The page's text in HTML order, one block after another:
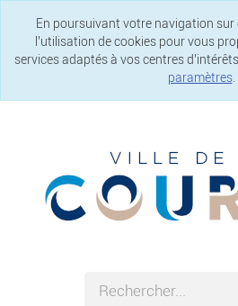
En poursuivant votre navigation sur
l’utilisation de cookies pour vous
services adaptés à vos centres d’intérêts.
paramètres.